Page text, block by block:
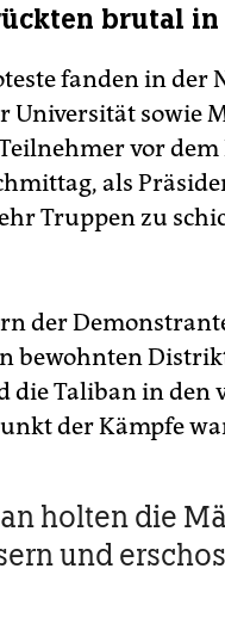
brutal
fanden in
Universität sowie
vor
als
Truppen zu
der
bewohnten
die Taliban in den
der Kämpfe
holten die
und